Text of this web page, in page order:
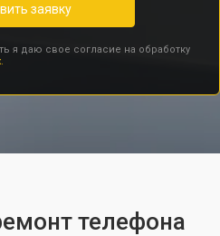
заявку
я даю свое согласие на обработку
телефона